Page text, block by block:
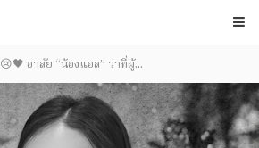
😢🖤 อาลัย “น้องแอล” ว่าที่ผู้...